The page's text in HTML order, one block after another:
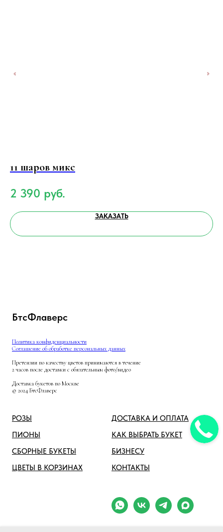
11 шаров микс
2 390 руб.
ЗАКАЗАТЬ
БтсФлаверс
Политика конфиденциальности
Соглашение об обработке персональных данных
Претензии по качеству цветов принимаются в течение
2 часов после доставки с обязательным фото/видео
Доставка букетов по Москве
© 2024 БтсФлаверс
РОЗЫ
ПИОНЫ
СБОРНЫЕ БУКЕТЫ
ЦВЕТЫ В КОРЗИНАХ
ДОСТАВКА И ОПЛАТА
КАК ВЫБРАТЬ БУКЕТ
БИЗНЕСУ
КОНТАКТЫ